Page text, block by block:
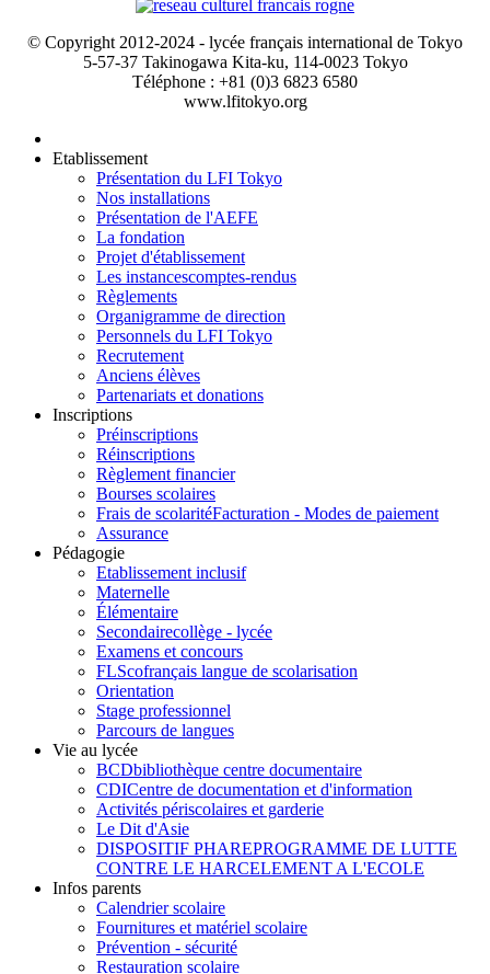
© Copyright 2012-2024 - lycée français international de Tokyo
5-57-37 Takinogawa Kita-ku, 114-0023 Tokyo
Téléphone : +81 (0)3 6823 6580
www.lfitokyo.org
Etablissement
Présentation du LFI Tokyo
Nos installations
Présentation de l'AEFE
La fondation
Projet d'établissement
Les instancescomptes-rendus
Règlements
Organigramme de direction
Personnels du LFI Tokyo
Recrutement
Anciens élèves
Partenariats et donations
Inscriptions
Préinscriptions
Réinscriptions
Règlement financier
Bourses scolaires
Frais de scolaritéFacturation - Modes de paiement
Assurance
Pédagogie
Etablissement inclusif
Maternelle
Élémentaire
Secondairecollège - lycée
Examens et concours
FLScofrançais langue de scolarisation
Orientation
Stage professionnel
Parcours de langues
Vie au lycée
BCDbibliothèque centre documentaire
CDICentre de documentation et d'information
Activités périscolaires et garderie
Le Dit d'Asie
DISPOSITIF PHAREPROGRAMME DE LUTTE
CONTRE LE HARCELEMENT A L'ECOLE
Infos parents
Calendrier scolaire
Fournitures et matériel scolaire
Prévention - sécurité
Restauration scolaire